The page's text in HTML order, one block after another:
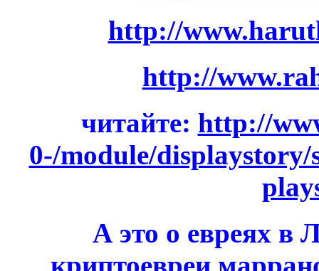
http://
http://
читайте: http://
0-/module/
А это о евреях в